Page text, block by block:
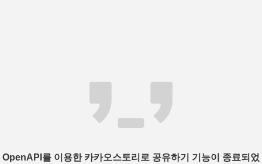
OpenAPI를 이용한 카카오스토리로 공유하기 기능이 종료되었